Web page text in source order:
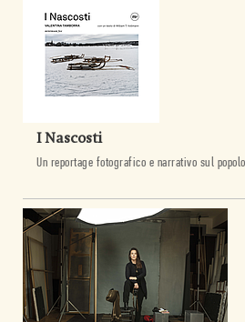
I Nascosti
Un reportage fotografico e narrativo sul